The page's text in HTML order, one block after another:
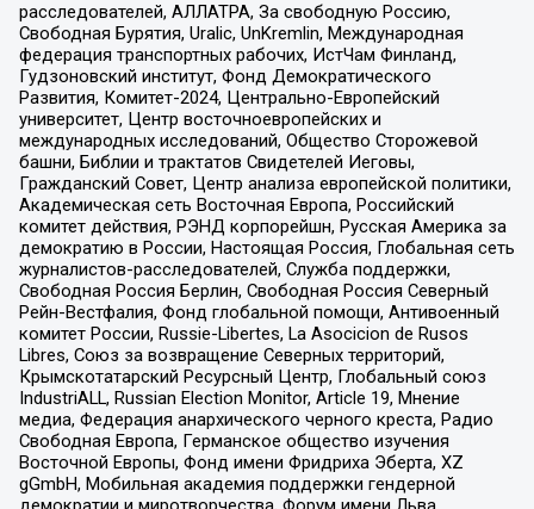
расследователей, АЛЛАТРА, За свободную Россию,
Свободная Бурятия, Uralic, UnKremlin, Международная
федерация транспортных рабочих, ИстЧам Финланд,
Гудзоновский институт, Фонд Демократического
Развития, Комитет-2024, Центрально-Европейский
университет, Центр восточноевропейских и
международных исследований, Общество Сторожевой
башни, Библии и трактатов Свидетелей Иеговы,
Гражданский Совет, Центр анализа европейской политики,
Академическая сеть Восточная Европа, Российский
комитет действия, РЭНД корпорейшн, Русская Америка за
демократию в России, Настоящая Россия, Глобальная сеть
журналистов-расследователей, Служба поддержки,
Свободная Россия Берлин, Свободная Россия Северный
Рейн-Вестфалия, Фонд глобальной помощи, Антивоенный
комитет России, Russie-Libertes, La Asocicion de Rusos
Libres, Союз за возвращение Северных территорий,
Крымскотатарский Ресурсный Центр, Глобальный союз
IndustriALL, Russian Election Monitor, Article 19, Мнение
медиа, Федерация анархического черного креста, Радио
Свободная Европа, Германское общество изучения
Восточной Европы, Фонд имени Фридриха Эберта, XZ
gGmbH, Мобильная академия поддержки гендерной